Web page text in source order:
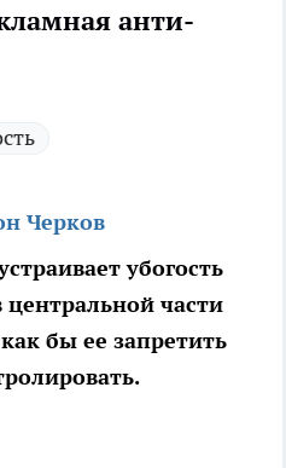
анти-
Черков
убогость
части
бы ее запретить